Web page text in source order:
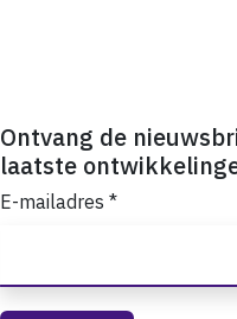
Ontvang de
laatste
E-mailadres *